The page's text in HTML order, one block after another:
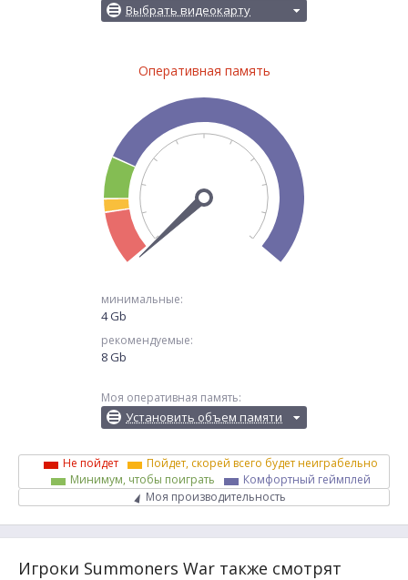
Выбрать видеокарту
Оперативная память
минимальные:
4 Gb
рекомендуемые:
8 Gb
Моя оперативная память:
Установить объем памяти
Не пойдет
Пойдет, скорей всего будет неиграбельно
Минимум, чтобы поиграть
Комфортный геймплей
Моя производительность
Игроки Summoners War также смотрят